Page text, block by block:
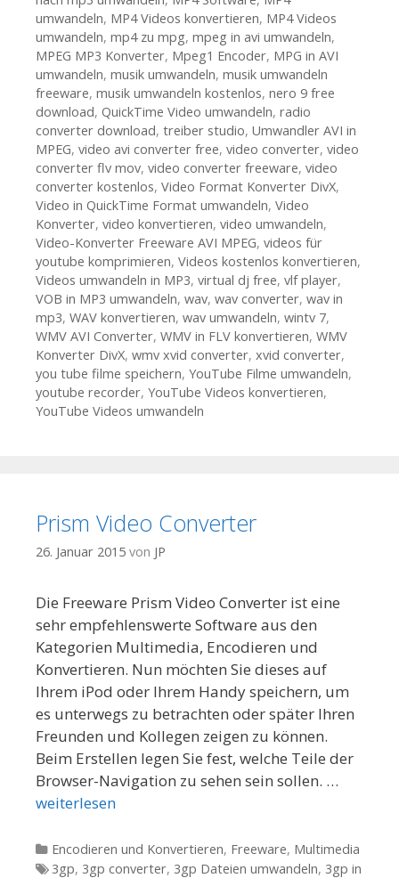
umwandeln, MP4 Videos konvertieren, MP4 Videos
umwandeln, mp4 zu mpg, mpeg in avi umwandeln,
MPEG MP3 Konverter, Mpeg1 Encoder, MPG in AVI
umwandeln, musik umwandeln, musik umwandeln
freeware, musik umwandeln kostenlos, nero 9 free
download, QuickTime Video umwandeln, radio
converter download, treiber studio, Umwandler AVI in
MPEG, video avi converter free, video converter, video
converter flv mov, video converter freeware, video
converter kostenlos, Video Format Konverter DivX,
Video in QuickTime Format umwandeln, Video
Konverter, video konvertieren, video umwandeln,
Video-Konverter Freeware AVI MPEG, videos für
youtube komprimieren, Videos kostenlos konvertieren,
Videos umwandeln in MP3, virtual dj free, vlf player,
VOB in MP3 umwandeln, wav, wav converter, wav in
mp3, WAV konvertieren, wav umwandeln, wintv 7,
WMV AVI Converter, WMV in FLV konvertieren, WMV
Konverter DivX, wmv xvid converter, xvid converter,
you tube filme speichern, YouTube Filme umwandeln,
youtube recorder, YouTube Videos konvertieren,
YouTube Videos umwandeln
Prism Video Converter
26. Januar 2015 von JP
Die Freeware Prism Video Converter ist eine
sehr empfehlenswerte Software aus den
Kategorien Multimedia, Encodieren und
Konvertieren. Nun möchten Sie dieses auf
Ihrem iPod oder Ihrem Handy speichern, um
es unterwegs zu betrachten oder später Ihren
Freunden und Kollegen zeigen zu können.
Beim Erstellen legen Sie fest, welche Teile der
Browser-Navigation zu sehen sein sollen. …
weiterlesen
Kategorien
Encodieren und Konvertieren, Freeware, Multimedia
Tags
3gp, 3gp converter, 3gp Dateien umwandeln, 3gp in